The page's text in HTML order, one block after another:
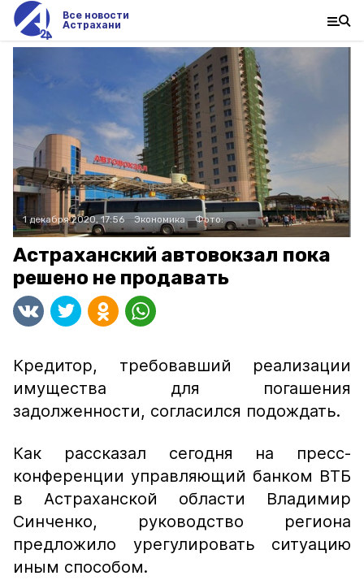
Все новости
Астрахани
1 декабря 2020, 17:56 Экономика Фото:
Астраханский автовокзал пока
решено не продавать
Кредитор, требовавший реализации
имущества для погашения
задолженности, согласился подождать.
Как рассказал сегодня на пресс-
конференции управляющий банком ВТБ
в Астраханской области Владимир
Синченко, руководство региона
предложило урегулировать ситуацию
иным способом.